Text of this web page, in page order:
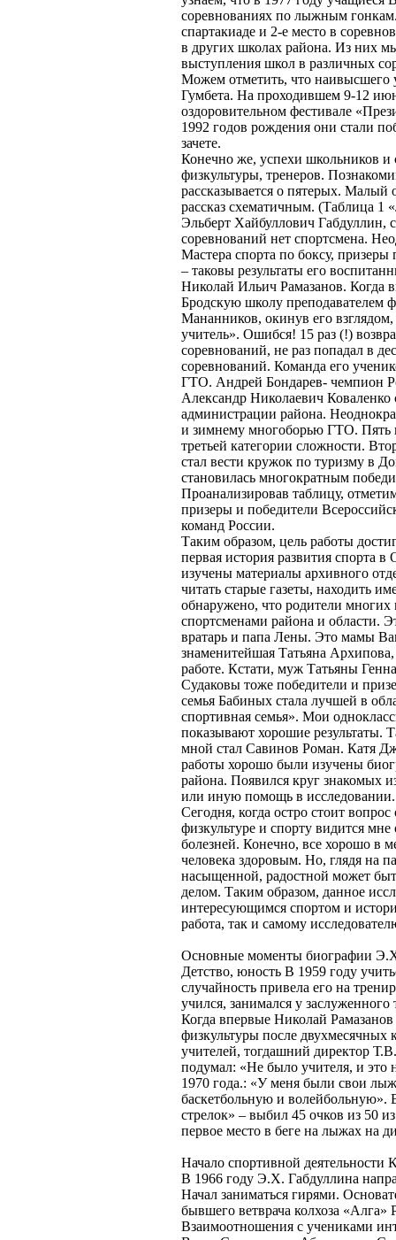
соревнованиях по лыжным
спартакиаде и 2-е место в
в других школах района. Из них
выступления школ в различных
Можем отметить, что наивысшего
Гумбета. На проходившем 9-12
оздоровительном фестивале
1992 годов рождения они стали
зачете.
Конечно же, успехи школьников и
физкультуры, тренеров.
рассказывается о пятерых. Малый
рассказ схематичным. (Таблица 1
Эльберт Хайбуллович Габдуллин,
соревнований нет спортсмена.
Мастера спорта по боксу,
– таковы результаты его
Николай Ильич Рамазанов. Когда
Бродскую школу преподавателем
Мананников, окинув его
учитель». Ошибся! 15 раз (!)
соревнований, не раз попадал в
соревнований. Команда его
ГТО. Андрей Бондарев- чемпион
Александр Николаевич
администрации района.
и зимнему многоборью ГТО. Пять
третьей категории сложности.
стал вести кружок по туризму в
становилась многократным
Проанализировав таблицу,
призеры и победители
команд России.
Таким образом, цель работы
первая история развития спорта
изучены материалы архивного
читать старые газеты, находить
обнаружено, что родители
спортсменами района и области.
вратарь и папа Лены. Это мамы
знаменитейшая Татьяна
работе. Кстати, муж Татьяны
Судаковы тоже победители и
семья Бабиных стала лучшей в
спортивная семья». Мои
показывают хорошие результаты.
мной стал Савинов Роман. Катя
работы хорошо были изучены
района. Появился круг знакомых
или иную помощь в
Сегодня, когда остро стоит
физкультуре и спорту видится
болезней. Конечно, все хорошо в
человека здоровым. Но, глядя на
насыщенной, радостной может
делом. Таким образом, данное
интересующимся спортом и
работа, так и самому
Основные моменты биографии
Детство, юность В 1959 году
случайность привела его на
учился, занимался у
Когда впервые Николай
физкультуры после двухмесячных
учителей, тогдашний директор
подумал: «Не было учителя, и это
1970 года.: «У меня были свои
баскетбольную и волейбольную».
стрелок» – выбил 45 очков из 50
первое место в беге на лыжах на
Начало спортивной деятельности
В 1966 году Э.Х. Габдуллина
Начал заниматься гирями.
бывшего ветврача колхоза
Взаимоотношения с учениками